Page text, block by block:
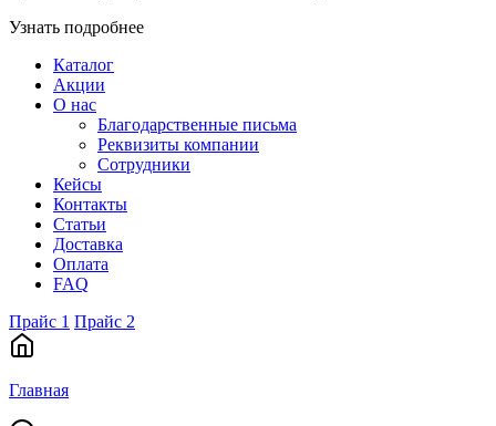
Узнать подробнее
Каталог
Акции
О нас
Благодарственные письма
Реквизиты компании
Сотрудники
Кейсы
Контакты
Статьи
Доставка
Оплата
FAQ
Прайс 1 Прайс 2
Главная